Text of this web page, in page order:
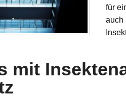
für
auch
mit